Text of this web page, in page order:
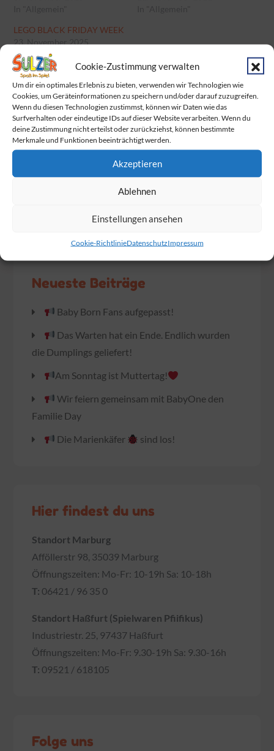
Cookie-Zustimmung verwalten
Um dir ein optimales Erlebnis zu bieten, verwenden wir Technologien wie
Cookies, um Geräteinformationen zu speichern und/oder darauf zuzugreifen.
Wenn du diesen Technologien zustimmst, können wir Daten wie das
Surfverhalten oder eindeutige IDs auf dieser Website verarbeiten. Wenn du
deine Zustimmung nicht erteilst oder zurückziehst, können bestimmte
Merkmale und Funktionen beeinträchtigt werden.
Akzeptieren
Ablehnen
Einstellungen ansehen
Cookie-RichtlinieDatenschutzImpressum
LEGO BLACK FRIDAY WEEK
23. November 2025
In "Allgemein"
Categories:
Allgemein
Categories:Allgemein
Beitragsnavigation
Pokemon-Sammelkarten Tausch-Event am
11.11.23 im Geschäft
Neueste Beiträge
Baby Born Fans aufgepasst!
Das Warten hat ein Ende. Endlich wurden
die Dumplings geliefert!
Am Sonntag ist Muttertag!
Wir feiern gemeinsam mit BabyOne den
Familie Day
Die Marienkäfer
sind los!
Hier findest du uns
Standort Marburg
Afföllerstr 98, 35039 Marburg
Öffnungszeiten: Mo-Fr: 10-19h Sa: 10-18h
T: 06421 / 96 35 0
Standort Haßfurt (Spielwaren Pfiifikus)
Industriestr. 25, 97437 Haßfurt
Öffnungszeiten: Mo-Fr: 9.30-19h Sa: 9.30-16h
T: 09521 / 618105
Folge uns